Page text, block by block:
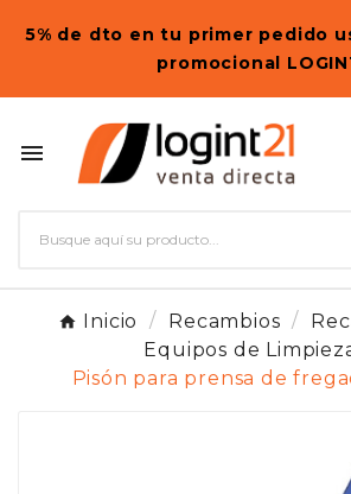
5% de dto en tu primer pedido
promocional

Inicio Recambios
Equipos de
Pisón para prensa de